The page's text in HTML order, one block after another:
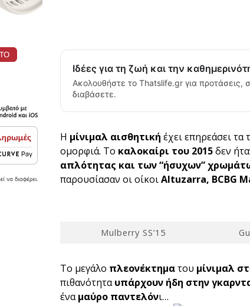
Ιδέες για τη ζωή και την
Ακολουθήστε το Thatslife.gr για προτάσεις,
διαβάσετε.
Η μίνιμαλ αισθητική έχει επηρεάσει τα
ομορφιά. Το καλοκαίρι του 2015δεν
απλότητας και των “ήσυχων”
παρουσίασαν οι οίκοιAltuzarra, BCBG
Mulberry SS’15
Το μεγάλο πλεονέκτηματου μίνιμαλ
πιθανότηταυπάρχουν ήδη στην
έναμαύρο παντελόνι…